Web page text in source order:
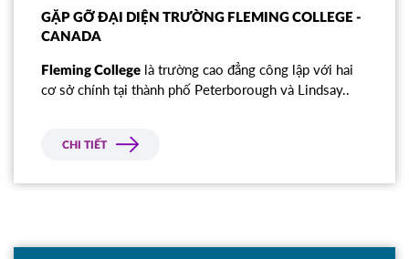
GẶP GỠ ĐẠI DIỆN TRƯỜNG FLEMING COLLEGE -
CANADA
Fleming College là trường cao đẳng công lập với hai
cơ sở chính tại thành phố Peterborough và Lindsay..
CHI TIẾT